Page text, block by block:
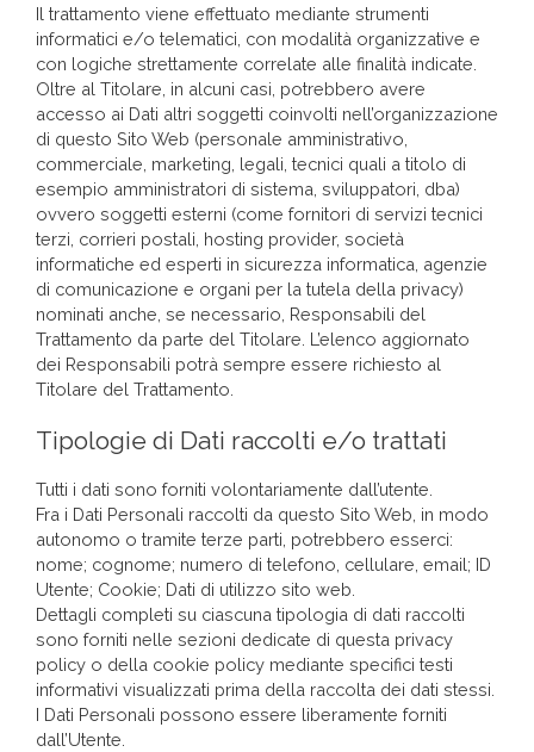
Il trattamento viene effettuato mediante strumenti
informatici e/o telematici, con modalità organizzative e
con logiche strettamente correlate alle finalità indicate.
Oltre al Titolare, in alcuni casi, potrebbero avere
accesso ai Dati altri soggetti coinvolti nell’organizzazione
di questo Sito Web (personale amministrativo,
commerciale, marketing, legali, tecnici quali a titolo di
esempio amministratori di sistema, sviluppatori, dba)
ovvero soggetti esterni (come fornitori di servizi tecnici
terzi, corrieri postali, hosting provider, società
informatiche ed esperti in sicurezza informatica, agenzie
di comunicazione e organi per la tutela della privacy)
nominati anche, se necessario, Responsabili del
Trattamento da parte del Titolare. L’elenco aggiornato
dei Responsabili potrà sempre essere richiesto al
Titolare del Trattamento.
Tipologie di Dati raccolti e/o trattati
Tutti i dati sono forniti volontariamente dall’utente.
Fra i Dati Personali raccolti da questo Sito Web, in modo
autonomo o tramite terze parti, potrebbero esserci:
nome; cognome; numero di telefono, cellulare, email; ID
Utente; Cookie; Dati di utilizzo sito web.
Dettagli completi su ciascuna tipologia di dati raccolti
sono forniti nelle sezioni dedicate di questa privacy
policy o della cookie policy mediante specifici testi
informativi visualizzati prima della raccolta dei dati stessi.
I Dati Personali possono essere liberamente forniti
dall’Utente.